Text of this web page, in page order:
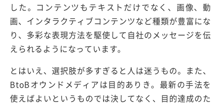
した。コンテンツもテキストだけでなく、画像、動
画、インタラクティブコンテンツなど種類が豊富にな
り、多彩な表現方法を駆使して自社のメッセージを伝
えられるようになっています。
とはいえ、選択肢が多すぎると人は迷うもの。また、
BtoBオウンドメディアは目的ありき。最新の手法を
使えばよいというものでは決してなく、目的達成のた